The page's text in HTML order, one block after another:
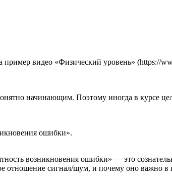
видео «Физический уровень» (https://
начинающим. Поэтому иногда в курсе
ошибки».
возникновения ошибки» — это
отношение сигнал/шум, и почему оно важно